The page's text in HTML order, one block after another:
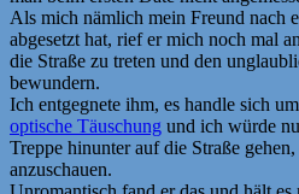
Als mich nämlich mein Freund nach
abgesetzt hat, rief er mich noch mal
die Straße zu treten und den
bewundern.
Ich entgegnete ihm, es handle sich
optische Täuschung und ich würde
Treppe hinunter auf die Straße
anzuschauen.